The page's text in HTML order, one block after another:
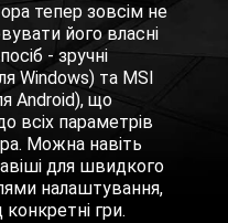
тепер зовсім не
його власні
- зручні
Windows) та MSI
Android), що
всіх параметрів
Можна навіть
для швидкого
налаштування,
гри.